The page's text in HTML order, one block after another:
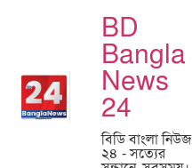
BD
Bangla
News
24
বিডি বাংলা নিউজ
২৪ - সত্যের